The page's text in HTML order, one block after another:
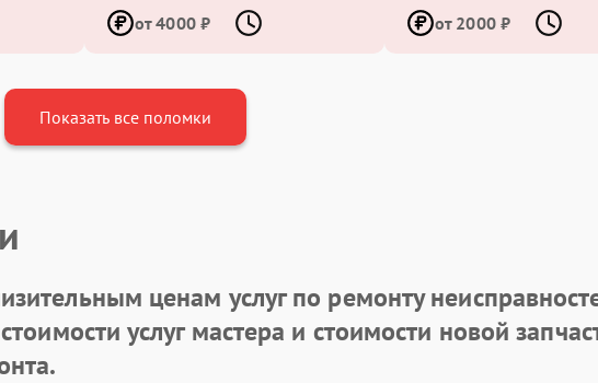
от 4000 ₽ от 2000 ₽
Показать все поломки
ценам услуг по ремонту
услуг мастера и стоимости новой